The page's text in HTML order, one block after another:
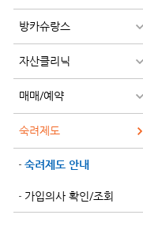
방카슈랑스
자산클리닉
매매/예약
숙려제도
숙려제도 안내
가입의사 확인/조회